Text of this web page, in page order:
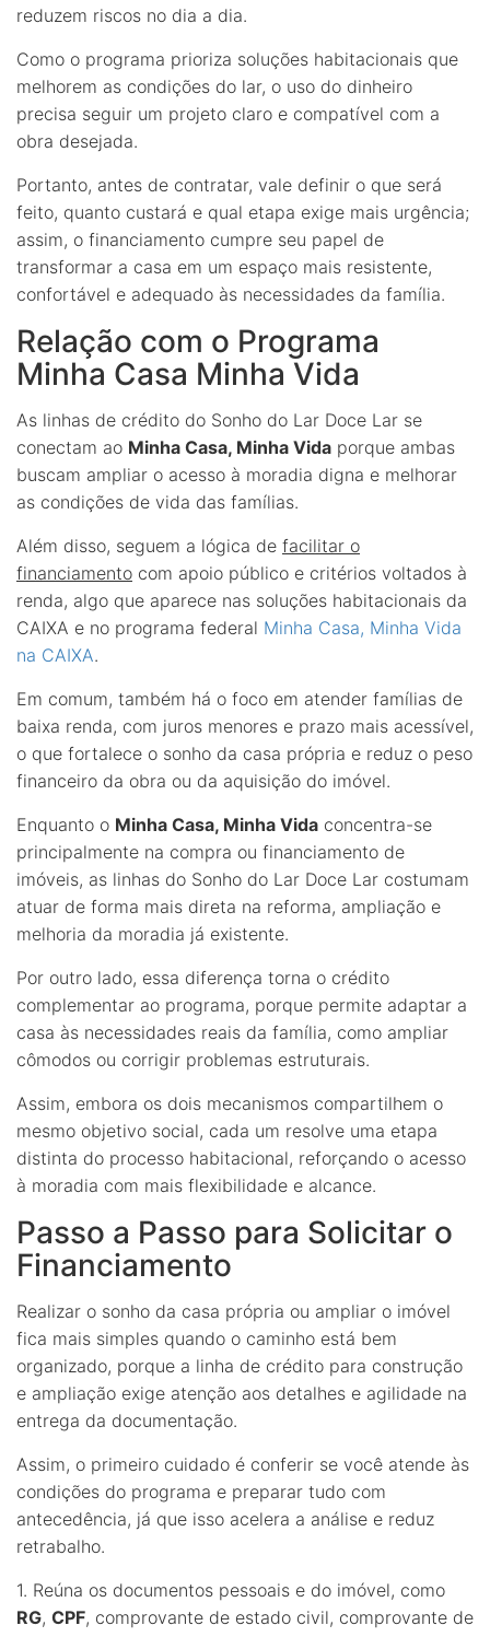
reduzem riscos no dia a dia.
Como o programa prioriza soluções habitacionais que
melhorem as condições do lar, o uso do dinheiro
precisa seguir um projeto claro e compatível com a
obra desejada.
Portanto, antes de contratar, vale definir o que será
feito, quanto custará e qual etapa exige mais urgência;
assim, o financiamento cumpre seu papel de
transformar a casa em um espaço mais resistente,
confortável e adequado às necessidades da família.
Relação com o Programa
Minha Casa Minha Vida
As linhas de crédito do Sonho do Lar Doce Lar se
conectam ao Minha Casa, Minha Vida porque ambas
buscam ampliar o acesso à moradia digna e melhorar
as condições de vida das famílias.
Além disso, seguem a lógica de facilitar o
financiamento com apoio público e critérios voltados à
renda, algo que aparece nas soluções habitacionais da
CAIXA e no programa federal Minha Casa, Minha Vida
na CAIXA.
Em comum, também há o foco em atender famílias de
baixa renda, com juros menores e prazo mais acessível,
o que fortalece o sonho da casa própria e reduz o peso
financeiro da obra ou da aquisição do imóvel.
Enquanto o Minha Casa, Minha Vida concentra-se
principalmente na compra ou financiamento de
imóveis, as linhas do Sonho do Lar Doce Lar costumam
atuar de forma mais direta na reforma, ampliação e
melhoria da moradia já existente.
Por outro lado, essa diferença torna o crédito
complementar ao programa, porque permite adaptar a
casa às necessidades reais da família, como ampliar
cômodos ou corrigir problemas estruturais.
Assim, embora os dois mecanismos compartilhem o
mesmo objetivo social, cada um resolve uma etapa
distinta do processo habitacional, reforçando o acesso
à moradia com mais flexibilidade e alcance.
Passo a Passo para Solicitar o
Financiamento
Realizar o sonho da casa própria ou ampliar o imóvel
fica mais simples quando o caminho está bem
organizado, porque a linha de crédito para construção
e ampliação exige atenção aos detalhes e agilidade na
entrega da documentação.
Assim, o primeiro cuidado é conferir se você atende às
condições do programa e preparar tudo com
antecedência, já que isso acelera a análise e reduz
retrabalho.
1. Reúna os documentos pessoais e do imóvel, como
RG, CPF, comprovante de estado civil, comprovante de